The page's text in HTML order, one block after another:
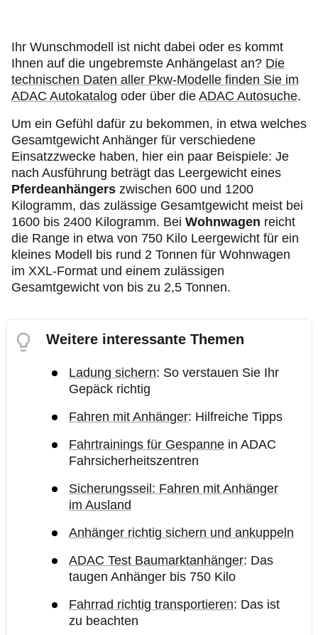
Ihr Wunschmodell ist nicht dabei oder es kommt
Ihnen auf die ungebremste Anhängelast an? Die
technischen Daten aller Pkw-Modelle finden Sie im
ADAC Autokatalog oder über die ADAC Autosuche.
Um ein Gefühl dafür zu bekommen, in etwa welches
Gesamtgewicht Anhänger für verschiedene
Einsatzzwecke haben, hier ein paar Beispiele: Je
nach Ausführung beträgt das Leergewicht eines
Pferdeanhängers zwischen 600 und 1200
Kilogramm, das zulässige Gesamtgewicht meist bei
1600 bis 2400 Kilogramm. Bei Wohnwagen reicht
die Range in etwa von 750 Kilo Leergewicht für ein
kleines Modell bis rund 2 Tonnen für Wohnwagen
im XXL-Format und einem zulässigen
Gesamtgewicht von bis zu 2,5 Tonnen.
Weitere interessante Themen
Ladung sichern: So verstauen Sie Ihr
Gepäck richtig
Fahren mit Anhänger: Hilfreiche Tipps
Fahrtrainings für Gespanne in ADAC
Fahrsicherheitszentren
Sicherungsseil: Fahren mit Anhänger
im Ausland
Anhänger richtig sichern und ankuppeln
ADAC Test Baumarktanhänger: Das
taugen Anhänger bis 750 Kilo
Fahrrad richtig transportieren: Das ist
zu beachten